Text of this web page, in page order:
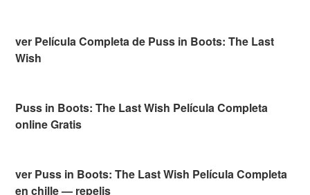
ver Película Completa de Puss in Boots: The Last
Wish
Puss in Boots: The Last Wish Película Completa
online Gratis
ver Puss in Boots: The Last Wish Película Completa
en chille — repelis